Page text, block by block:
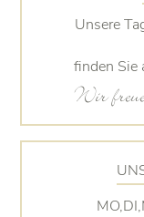
Unsere
finden Sie
Wir